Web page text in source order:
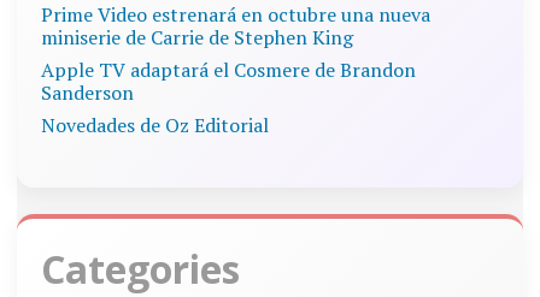
Prime Video estrenará en octubre una nueva
miniserie de Carrie de Stephen King
Apple TV adaptará el Cosmere de Brandon
Sanderson
Novedades de Oz Editorial
Categories